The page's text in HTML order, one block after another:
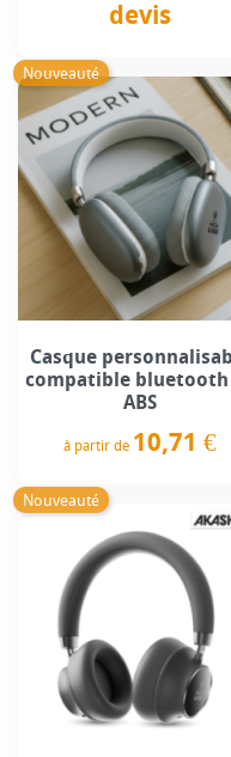
devis
Nouveauté
Casque
compatible bluetooth
ABS
à partir de 10,71 €
Nouveauté